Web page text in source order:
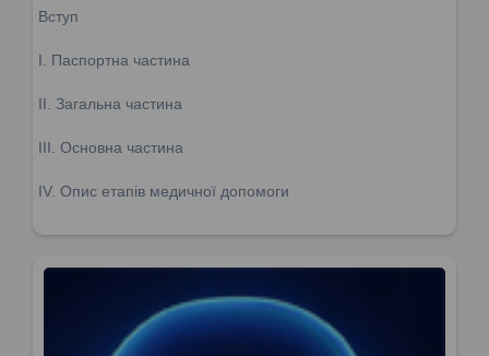
Вступ
І. Паспортна частина
ІІ. Загальна частина
ІІІ. Основна частина
ІV. Опис етапів медичної допомоги